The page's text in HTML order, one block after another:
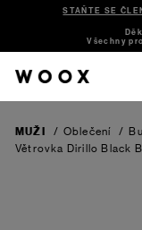
STAŇTE SE
Všechny
MUŽI / Oblečení /
Větrovka Dirillo Black